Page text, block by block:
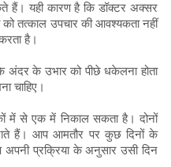
हैं। यही कारण है कि डॉक्टर अक्सर
को तत्काल उपचार की आवश्यकता नहीं
है।
अंदर के उभार को पीछे धकेलना होता
चाहिए।
में से एक में निकाल सकता है। दोनों
हैं। आप आमतौर पर कुछ दिनों के
प्रक्रिया के अनुसार उसी दिन